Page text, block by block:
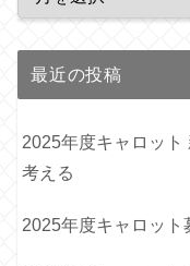
最近の投稿
2025年度キャロット
考える
2025年度キャロット